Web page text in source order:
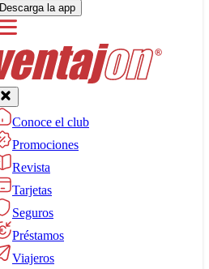
Descarga la app
Conoce el club
Promociones
Revista
Tarjetas
Seguros
Préstamos
Viajeros